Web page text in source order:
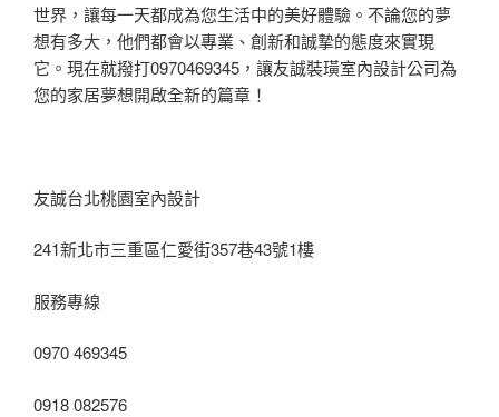
世界，讓每一天都成為您生活中的美好體驗。不論您的夢
想有多大，他們都會以專業、創新和誠摯的態度來實現
它。現在就撥打0970469345，讓友誠裝璜室內設計公司為
您的家居夢想開啟全新的篇章！
友誠台北桃園室內設計
241新北市三重區仁愛街357巷43號1樓
服務專線
0970 469345
0918 082576